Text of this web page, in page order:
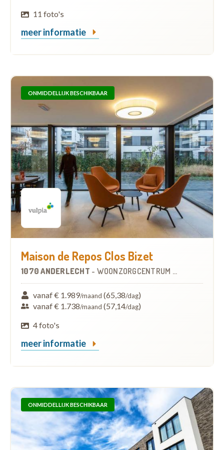
11 foto's
meer informatie
ONMIDDELLIJK BESCHIKBAAR
Maison de Repos Clos Bizet
1070 ANDERLECHT - WOONZORGCENTRUM (WZC)
vanaf € 1.989/maand (65,38/dag)
vanaf € 1.738/maand (57,14/dag)
4 foto's
meer informatie
ONMIDDELLIJK BESCHIKBAAR